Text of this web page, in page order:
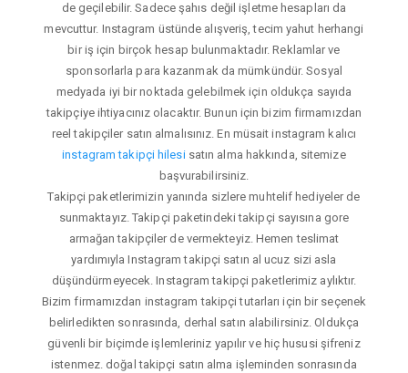
de geçilebilir. Sadece şahıs değil işletme hesapları da
mevcuttur. Instagram üstünde alışveriş, tecim yahut herhangi
bir iş için birçok hesap bulunmaktadır. Reklamlar ve
sponsorlarla para kazanmak da mümkündür. Sosyal
medyada iyi bir noktada gelebilmek için oldukça sayıda
takipçiye ihtiyacınız olacaktır. Bunun için bizim firmamızdan
reel takipçiler satın almalısınız. En müsait instagram kalıcı
instagram takipçi hilesisatın alma hakkında, sitemize
başvurabilirsiniz.
Takipçi paketlerimizin yanında sizlere muhtelif hediyeler de
sunmaktayız. Takipçi paketindeki takipçi sayısına gore
armağan takipçiler de vermekteyiz. Hemen teslimat
yardımıyla Instagram takipçi satın al ucuz sizi asla
düşündürmeyecek. Instagram takipçi paketlerimiz aylıktır.
Bizim firmamızdan instagram takipçi tutarları için bir seçenek
belirledikten sonrasında, derhal satın alabilirsiniz. Oldukça
güvenli bir biçimde işlemleriniz yapılır ve hiç hususi şifreniz
istenmez. doğal takipçi satın alma işleminden sonrasında